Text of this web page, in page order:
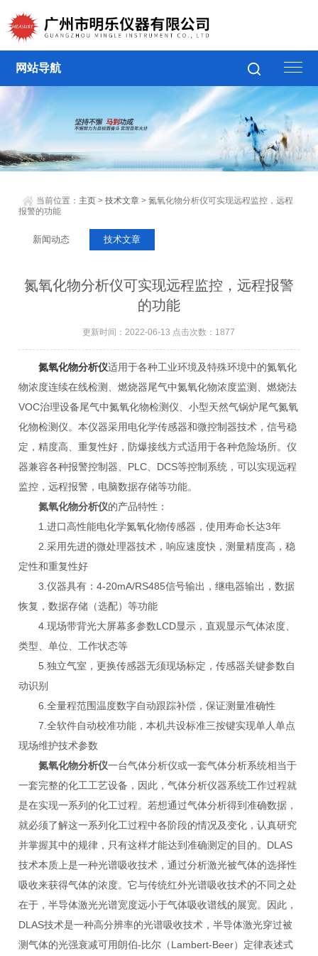
网站导航
当前位置： 主页 >技术文章 > 氮氧化物分析仪可实现远程监控，远程
报警的功能
新闻动态 技术文章
氮氧化物分析仪可实现远程监控，远程报警
的功能
更新时间：2022-06-13 点击次数：1877
氮氧化物分析仪适用于各种工业环境及特殊环境中的氮氧化
物浓度连续在线检测、燃烧器尾气中氮氧化物浓度监测、燃烧法
VOC治理设备尾气中氮氧化物检测仪、小型天然气锅炉尾气氮氧
化物检测仪。本仪器采用电化学传感器和微控制器技术，信号稳
定，精度高、重复性好，防爆接线方式适用于各种危险场所。仪
器兼容各种报警控制器、PLC、DCS等控制系统，可以实现远程
监控，远程报警，电脑数据存储等功能。
氮氧化物分析仪的产品特性：
1.进口高性能电化学氮氧化物传感器，使用寿命长达3年
2.采用先进的微处理器技术，响应速度快，测量精度高，稳
定性和重复性好
3.仪器具有：4-20mA/RS485信号输出，继电器输出，数据
恢复，数据存储（选配）等功能
4.现场带背光大屏幕多参数LCD显示，直观显示气体浓度、
类型、单位、工作状态等
5.独立气室，更换传感器无须现场标定，传感器关键参数自
动识别
6.全量程范围温度数字自动跟踪补偿，保证测量准确性
7.全软件自动校准功能，本机共设标准三按键实现单人单点
现场维护技术参数
氮氧化物分析仪​一台气体分析仪或一套气体分析系统相当于
一套完整的化工工艺设备，因此，气体分析仪器系统工作过程就
是在实现一系列的化工过程。若想通过气体分析得到准确数据，
就必须了解这一系列化工过程中各阶段的情况及变化，认真研究
并掌握其中的规律，只有这样才能达到准确测定的目的。DLAS
技术本质上是一种光谱吸收技术，通过分析激光被气体的选择性
吸收来获得气体的浓度。它与传统红外光谱吸收技术的不同之处
在于，半导体激光光谱宽度远小于气体吸收谱线的展宽。因此，
DLAS技术是一种高分辨率的光谱吸收技术，半导体激光穿过被
测气体的光强衰减可用朗伯-比尔（Lambert-Beer）定律表述式